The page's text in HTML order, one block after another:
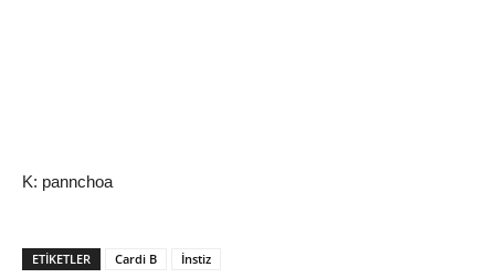
K: pannchoa
ETIKETLER Cardi B İnstiz